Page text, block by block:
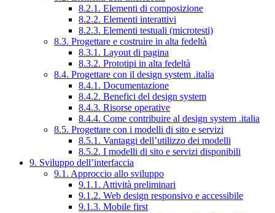
8.2.1. Elementi di composizione
8.2.2. Elementi interattivi
8.2.3. Elementi testuali (microtesti)
8.3. Progettare e costruire in alta fedeltà
8.3.1. Layout di pagina
8.3.2. Prototipi in alta fedeltà
8.4. Progettare con il design system .italia
8.4.1. Documentazione
8.4.2. Benefici del design system
8.4.3. Risorse operative
8.4.4. Come contribuire al design system .italia
8.5. Progettare con i modelli di sito e servizi
8.5.1. Vantaggi dell’utilizzo dei modelli
8.5.2. I modelli di sito e servizi disponibili
9. Sviluppo dell’interfaccia
9.1. Approccio allo sviluppo
9.1.1. Attività preliminari
9.1.2. Web design responsivo e accessibile
9.1.3. Mobile first